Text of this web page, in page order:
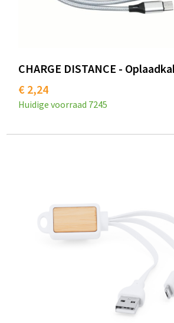
CHARGE DISTANCE -
€ 2,24
Huidige voorraad 7245